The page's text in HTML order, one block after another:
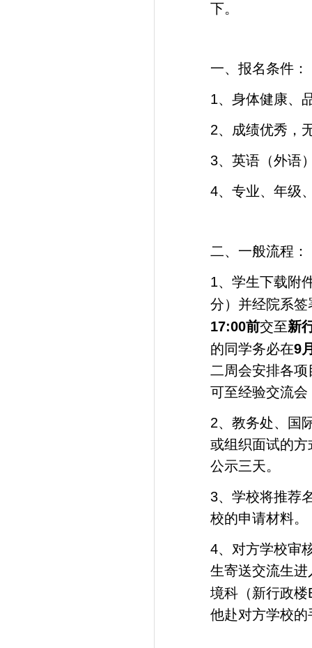
下。
一、报名条件：
1、身体健康、
2、成绩优秀，
3、英语（外语
4、专业、年级
二、一般流程：
1、学生下载附
分）并经院系
17:00前交至新
的同学务必在9
二周会安排各
可至经验交流
2、教务处、国
或组织面试的
公示三天。
3、学校将推荐
校的申请材料。
4、对方学校审
生寄送交流生
境科（新行政楼
他赴对方学校